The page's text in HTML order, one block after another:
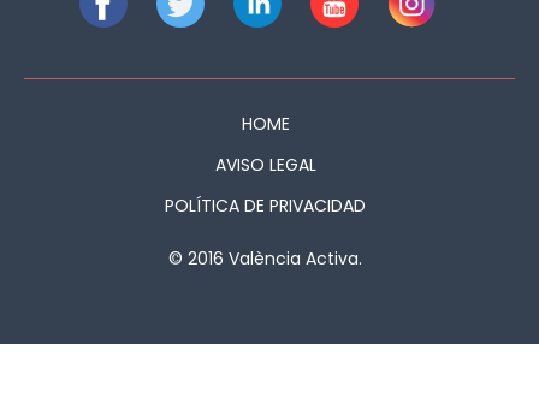
HOME
AVISO LEGAL
POLÍTICA DE PRIVACIDAD
© 2016 València Activa.